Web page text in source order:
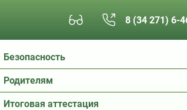
8 (34 271) 6-
Безопасность
Родителям
Итоговая аттестация